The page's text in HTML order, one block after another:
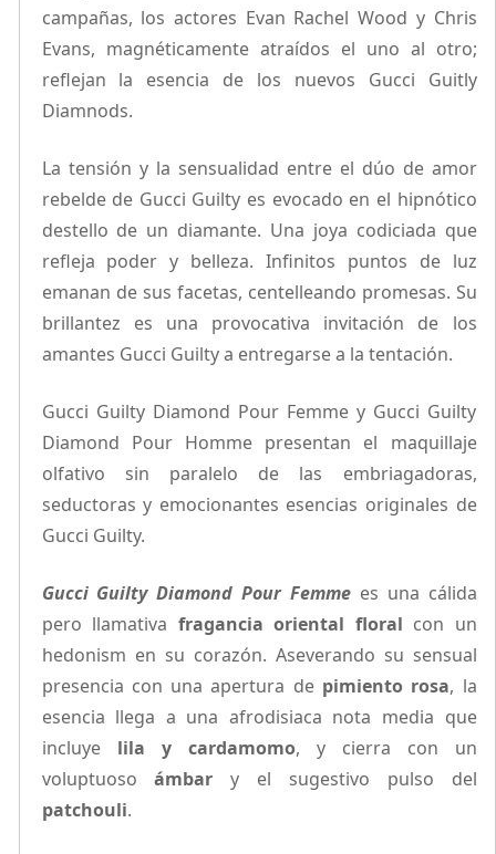
campañas, los actores Evan Rachel Wood y Chris
Evans, magnéticamente atraídos el uno al otro;
reflejan la esencia de los nuevos Gucci Guitly
Diamnods.
La tensión y la sensualidad entre el dúo de amor
rebelde de Gucci Guilty es evocado en el hipnótico
destello de un diamante. Una joya codiciada que
refleja poder y belleza. Infinitos puntos de luz
emanan de sus facetas, centelleando promesas. Su
brillantez es una provocativa invitación de los
amantes Gucci Guilty a entregarse a la tentación.
Gucci Guilty Diamond Pour Femme y Gucci Guilty
Diamond Pour Homme presentan el maquillaje
olfativo sin paralelo de las embriagadoras,
seductoras y emocionantes esencias originales de
Gucci Guilty.
Gucci Guilty Diamond Pour Femmees una cálida
pero llamativa fragancia oriental floral con un
hedonism en su corazón. Aseverando su sensual
presencia con una apertura de pimiento rosa, la
esencia llega a una afrodisiaca nota media que
incluye lila y cardamomo, y cierra con un
voluptuosoámbar y el sugestivo pulso del
patchouli.